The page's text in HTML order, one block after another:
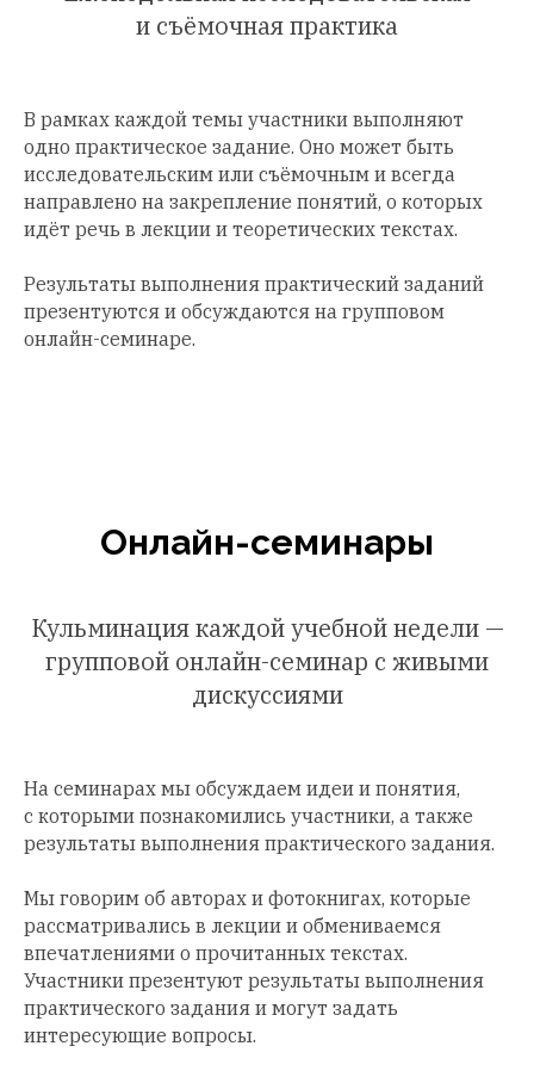
и съёмочная практика
В рамках каждой темы участники выполняют
одно практическое задание. Оно может быть
исследовательским или съёмочным и всегда
направлено на закрепление понятий, о которых
идёт речь в лекции и теоретических текстах.
Результаты выполнения практический заданий
презентуются и обсуждаются на групповом
онлайн-семинаре.
Онлайн-семинары
Кульминация каждой учебной недели —
групповой онлайн-семинар с живыми
дискуссиями
На семинарах мы обсуждаем идеи и понятия,
с которыми познакомились участники, а также
результаты выполнения практического задания.
Мы говорим об авторах и фотокнигах, которые
рассматривались в лекции и обмениваемся
впечатлениями о прочитанных текстах.
Участники презентуют результаты выполнения
практического задания и могут задать
интересующие вопросы.